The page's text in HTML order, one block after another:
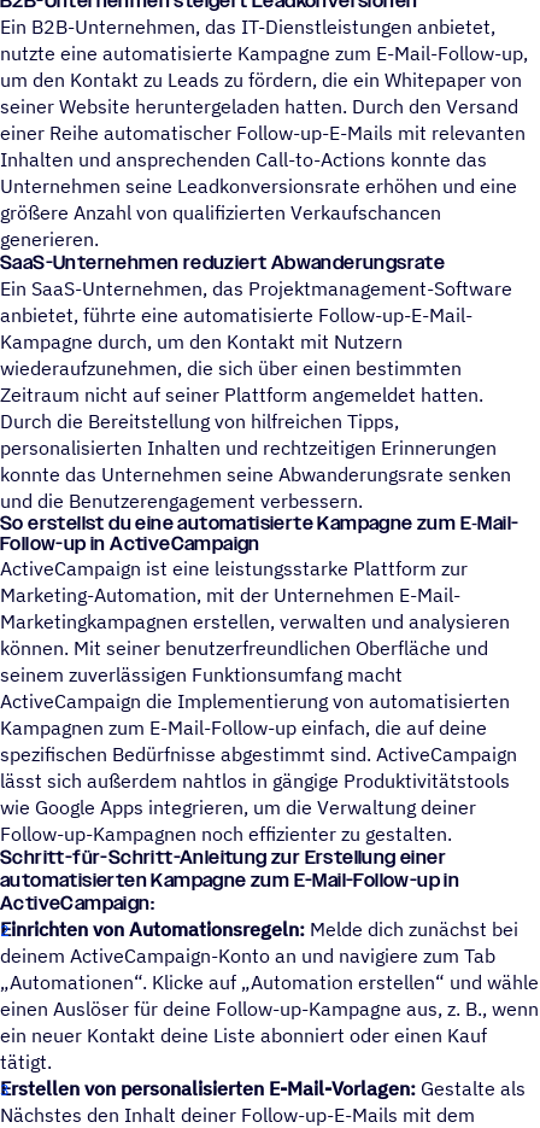
Ein B2B-Unternehmen, das IT-Dienstleistungen anbietet,
nutzte eine automatisierte Kampagne zum E-Mail-Follow-up,
um den Kontakt zu Leads zu fördern, die ein Whitepaper von
seiner Website heruntergeladen hatten. Durch den Versand
einer Reihe automatischer Follow-up-E-Mails mit relevanten
Inhalten und ansprechenden Call-to-Actions konnte das
Unternehmen seine Leadkonversionsrate erhöhen und eine
größere Anzahl von qualifizierten Verkaufschancen
generieren.
SaaS-Unternehmen reduziert Abwanderungsrate
Ein SaaS-Unternehmen, das Projektmanagement-Software
anbietet, führte eine automatisierte Follow-up-E-Mail-
Kampagne durch, um den Kontakt mit Nutzern
wiederaufzunehmen, die sich über einen bestimmten
Zeitraum nicht auf seiner Plattform angemeldet hatten.
Durch die Bereitstellung von hilfreichen Tipps,
personalisierten Inhalten und rechtzeitigen Erinnerungen
konnte das Unternehmen seine Abwanderungsrate senken
und die Benutzerengagement verbessern.
So erstellst du eine auto­ma­ti­sierte Kampa­gne zum E‑Mail-
Follow-up in ActiveCampaign
ActiveCampaign ist eine leistungsstarke Plattform zur
Marketing-Automation, mit der Unternehmen E-Mail-
Marketingkampagnen erstellen, verwalten und analysieren
können. Mit seiner benutzerfreundlichen Oberfläche und
seinem zuverlässigen Funktionsumfang macht
ActiveCampaign die Implementierung von automatisierten
Kampagnen zum E-Mail-Follow-up einfach, die auf deine
spezifischen Bedürfnisse abgestimmt sind. ActiveCampaign
lässt sich außerdem nahtlos in gängige Produktivitätstools
wie Google Apps integrieren, um die Verwaltung deiner
Follow-up-Kampagnen noch effizienter zu gestalten.
Schritt-für-Schritt-Anleitung zur Erstellung einer
automatisierten Kampagne zum E-Mail-Follow-up in
ActiveCampaign:
Einrichten von Automationsregeln: Melde dich zunächst bei
deinem ActiveCampaign-Konto an und navigiere zum Tab
Automationen“. Klicke auf „Automation erstellen“ und wähle
einen Auslöser für deine Follow-up-Kampagne aus, z. B., wenn
ein neuer Kontakt deine Liste abonniert oder einen Kauf
tätigt.
Erstellen von personalisierten E-Mail-Vorlagen: Gestalte als
Nächstes den Inhalt deiner Follow-up-E-Mails mit dem